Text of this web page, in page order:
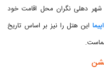
شهر دهلی نگران محل اقامت خود
این هتل را نیز بر اساس تاریخ